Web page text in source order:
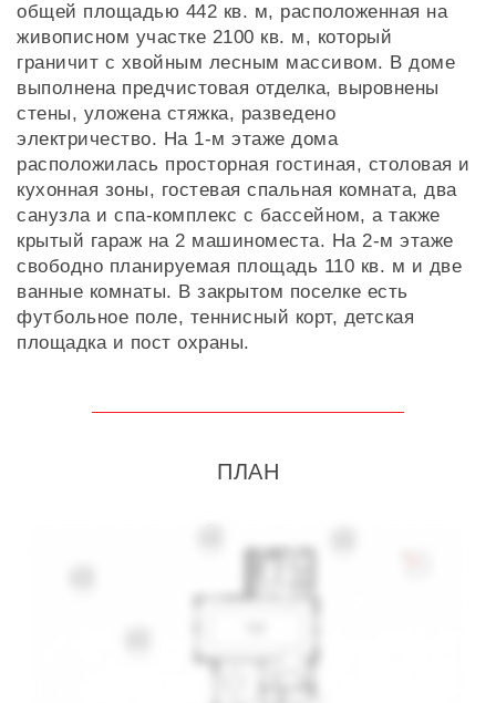
общей площадью 442 кв. м, расположенная на
живописном участке 2100 кв. м, который
граничит с хвойным лесным массивом. В доме
выполнена предчистовая отделка, выровнены
стены, уложена стяжка, разведено
электричество. На 1-м этаже дома
расположилась просторная гостиная, столовая и
кухонная зоны, гостевая спальная комната, два
санузла и спа-комплекс с бассейном, а также
крытый гараж на 2 машиноместа. На 2-м этаже
свободно планируемая площадь 110 кв. м и две
ванные комнаты. В закрытом поселке есть
футбольное поле, теннисный корт, детская
площадка и пост охраны.
ПЛАН